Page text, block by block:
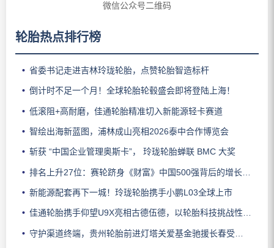
微信公众号二维码
轮胎热点排行榜
省委书记走进吉林玲珑轮胎，点赞轮胎智造标杆
倒计时不足一个月！全球轮胎轮毂盛会即将登陆上海！
低滚阻+高耐磨，佳通轮胎精准切入新能源轻卡赛道
智绘出海新蓝图，浦林成山亮相2026泰中合作博览会
斩获 “中国企业管理奥斯卡”， 玲珑轮胎蝉联 BMC 大奖
排名上升27位：赛轮跻身《财富》中国500强背后的增长逻辑
新能源配套再下一城！玲珑轮胎携手小鹏L03全球上市
佳通轮胎携手仰望U9X亮相古德伍德，以轮胎科技挑战性能边界
守护渠道终端，贵州轮胎前进灯塔关爱基金驰援长春受灾门店